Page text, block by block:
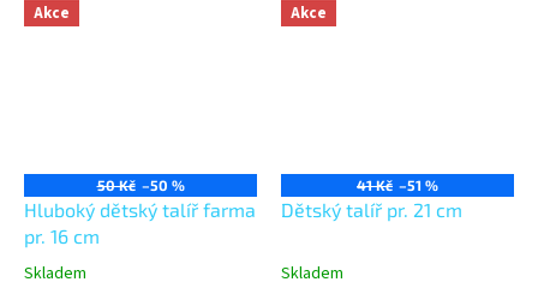
Akce
50 Kč –50 %
Hluboký dětský talíř farma
pr. 16 cm
Skladem
Akce
41 Kč –51 %
Dětský talíř pr. 21 cm
Skladem